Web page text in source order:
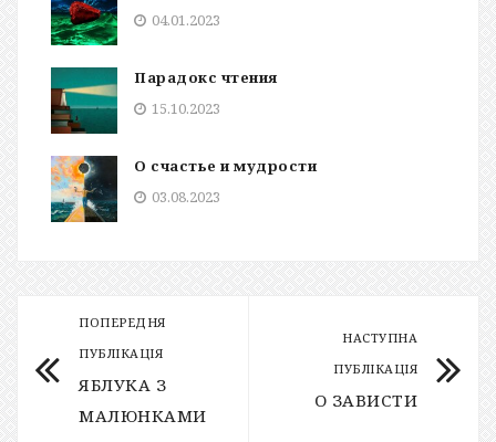
04.01.2023
Парадокс чтения
15.10.2023
О счастье и мудрости
03.08.2023
ПОПЕРЕДНЯ
ПУБЛІКАЦІЯ
ЯБЛУКА З
МАЛЮНКАМИ
НАСТУПНА
ПУБЛІКАЦІЯ
О ЗАВИСТИ